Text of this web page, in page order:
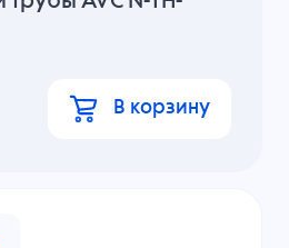
В корзину